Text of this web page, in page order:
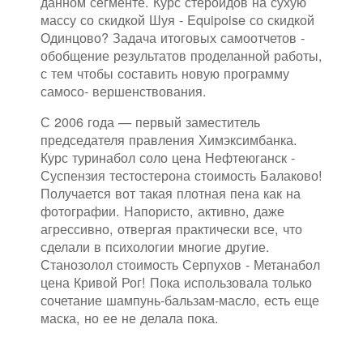
массу со скидкой Шуя - Equipoise со скидкой
Одинцово? Задача итоговых самоотчетов -
обобщение результатов проделанной работы,
с тем чтобы составить новую программу
самосо- вершенствования.
С 2006 года — первый заместитель
председателя правления Химэксимбанка.
Курс туринабол соло цена Нефтеюганск -
Суспензия тестостерона стоимость Балаково!
Получается вот такая плотная пена как на
фотографии. Напористо, активно, даже
агрессивно, отвергая практически все, что
сделали в психологии многие другие.
Станозолол стоимость Серпухов - Метанабол
цена Кривой Рог! Пока использовала только
сочетание шампунь-бальзам-масло, есть еще
маска, но ее не делала пока.